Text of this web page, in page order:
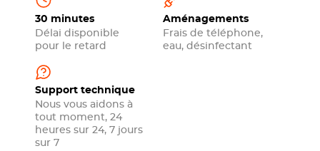
30 minutes
Délai disponible
pour le retard
Aménagements
Frais de téléphone,
eau, désinfectant
Support technique
Nous vous aidons à
tout moment, 24
heures sur 24, 7 jours
sur 7